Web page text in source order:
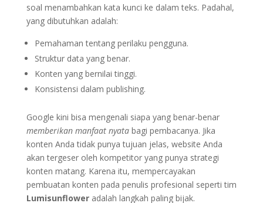
soal menambahkan kata kunci ke dalam teks. Padahal,
yang dibutuhkan adalah:
Pemahaman tentang perilaku pengguna.
Struktur data yang benar.
Konten yang bernilai tinggi.
Konsistensi dalam publishing.
Google kini bisa mengenali siapa yang benar-benar
memberikan manfaat nyatabagi pembacanya. Jika
konten Anda tidak punya tujuan jelas, website Anda
akan tergeser oleh kompetitor yang punya strategi
konten matang. Karena itu, mempercayakan
pembuatan konten pada penulis profesional seperti tim
Lumisunfloweradalah langkah paling bijak.